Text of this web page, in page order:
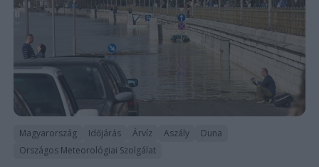
Magyarország Időjárás Árvíz Aszály
Duna
Országos Meteorológiai Szolgálat